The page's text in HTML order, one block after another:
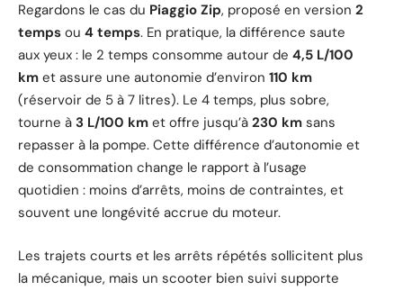
Regardons le cas du Piaggio Zip, proposé en version 2
temps ou 4 temps. En pratique, la différence saute
aux yeux : le 2 temps consomme autour de 4,5 L/100
km et assure une autonomie d’environ 110 km
(réservoir de 5 à 7 litres). Le 4 temps, plus sobre,
tourne à 3 L/100 km et offre jusqu’à 230 km sans
repasser à la pompe. Cette différence d’autonomie et
de consommation change le rapport à l’usage
quotidien : moins d’arrêts, moins de contraintes, et
souvent une longévité accrue du moteur.
Les trajets courts et les arrêts répétés sollicitent plus
la mécanique, mais un scooter bien suivi supporte